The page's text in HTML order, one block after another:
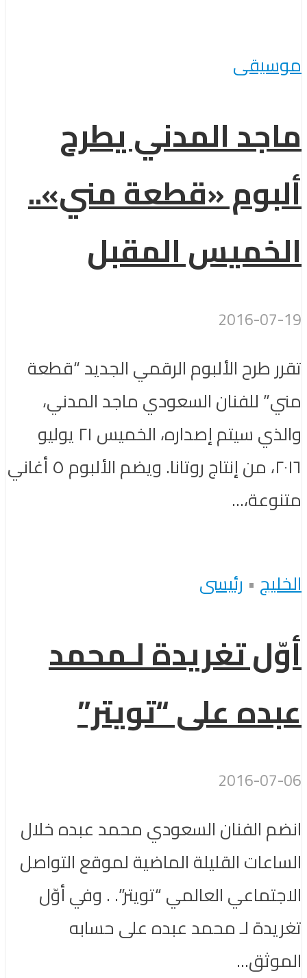
موسيقى
ماجد المدني يطرح
ألبوم «قطعة مني»..
الخميس المقبل
2016-07-19
تقرر طرح الألبوم الرقمي الجديد “قطعة
مني” للفنان السعودي ماجد المدني،
والذي سيتم إصداره، الخميس ٢١ يوليو
٢٠١٦، من إنتاج روتانا. ويضم الألبوم ٥ أغاني
متنوعة،...
الخليج • رئيسى
أوّل تغريدة لـمحمد
عبده على “تويتر”
2016-07-06
انضم الفنان السعودي محمد عبده خلال
الساعات القليلة الماضية لموقع التواصل
الاجتماعي العالمي “تويتر”. . وفي أوّل
تغريدة لـ محمد عبده على حسابه
الموثق...